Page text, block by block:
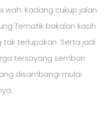
wah. Kadang cukup jalan
Tematik bakalan kasih
terlupakan. Serta jadi
tersayang sembari
disambangi mulai